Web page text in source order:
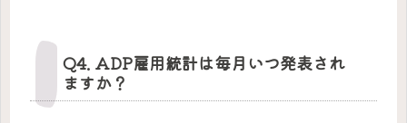
Q4. ADP雇用統計は毎月いつ発表され
ますか？